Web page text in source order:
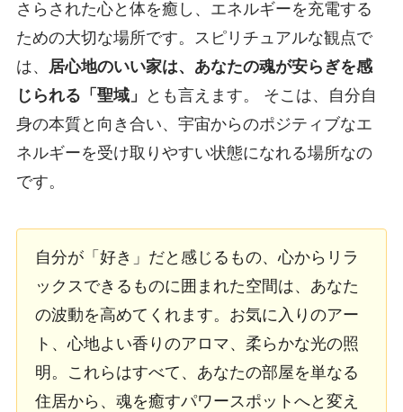
さらされた心と体を癒し、エネルギーを充電する
ための大切な場所です。スピリチュアルな観点で
は、 居心地のいい家は、あなたの魂が安らぎを感
じられる「聖域」
とも言えます。 そこは、自分自
身の本質と向き合い、宇宙からのポジティブなエ
ネルギーを受け取りやすい状態になれる場所なの
です。
自分が「好き」だと感じるもの、心からリラ
ックスできるものに囲まれた空間は、あなた
の波動を高めてくれます。お気に入りのアー
ト、心地よい香りのアロマ、柔らかな光の照
明。これらはすべて、あなたの部屋を単なる
住居から、魂を癒すパワースポットへと変え